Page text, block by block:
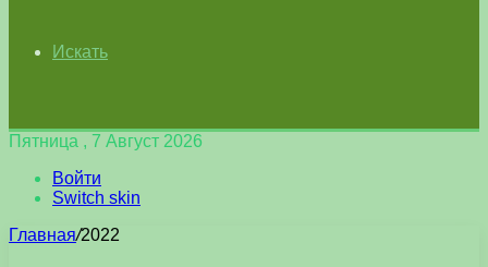
Искать
Пятница , 7 Август 2026
Войти
Switch skin
Главная/2022